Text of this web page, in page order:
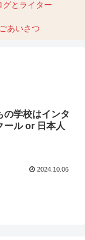
グとライター
ごあいさつ
の学校はインタ
ール or 日本人
2024.10.06